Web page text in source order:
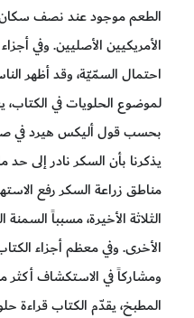
الطعم موجود عند نصف سكان
الأمريكيين الأصليين. وفي
احتمال السمّيّة، وقد أظهر
لموضوع الحلويات في
بحسب قول أليكس هيرد في
يذكرنا بأن السكر نادر إلى حد
الثلاثة الأخيرة، مسبباً
الأخرى. وفي معظم أجزاء
ومشاركاً في الاستكشاف أكثر
المطبخ، يقدّم الكتاب قراءة